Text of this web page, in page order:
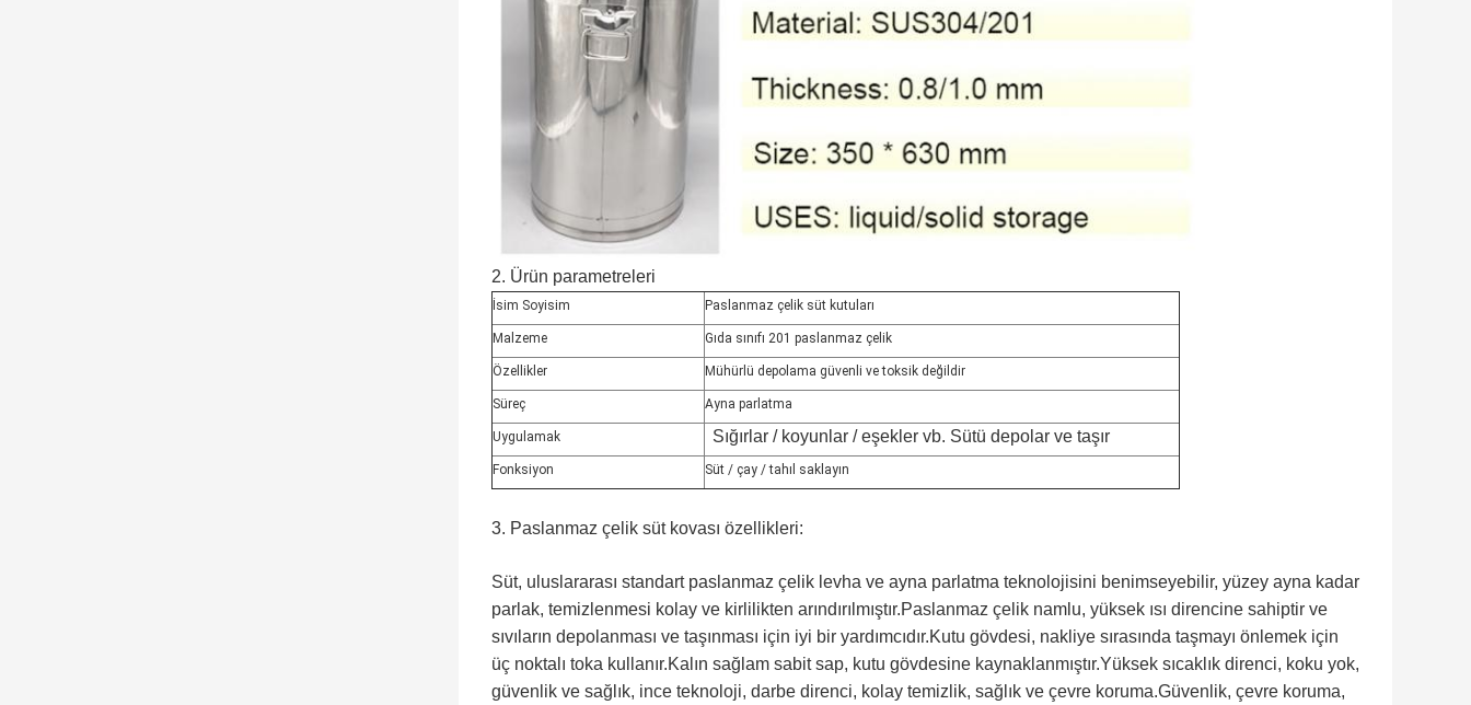
2. Ürün parametreleri
İsim Soyisim Paslanmaz çelik süt kutuları
Malzeme Gıda sınıfı 201 paslanmaz çelik
Özellikler Mühürlü depolama güvenli ve toksik değildir
Süreç Ayna parlatma
Uygulamak Sığırlar / koyunlar / eşekler vb. Sütü depolar ve taşır
Fonksiyon Süt / çay / tahıl saklayın
3. Paslanmaz çelik süt kovası özellikleri:
Süt, uluslararası standart paslanmaz çelik levha ve ayna parlatma teknolojisini benimseyebilir, yüzey ayna kadar
parlak, temizlenmesi kolay ve kirlilikten arındırılmıştır.Paslanmaz çelik namlu, yüksek ısı direncine sahiptir ve
sıvıların depolanması ve taşınması için iyi bir yardımcıdır.Kutu gövdesi, nakliye sırasında taşmayı önlemek için
üç noktalı toka kullanır.Kalın sağlam sabit sap, kutu gövdesine kaynaklanmıştır.Yüksek sıcaklık direnci, koku yok,
güvenlik ve sağlık, ince teknoloji, darbe direnci, kolay temizlik, sağlık ve çevre koruma.Güvenlik, çevre koruma,